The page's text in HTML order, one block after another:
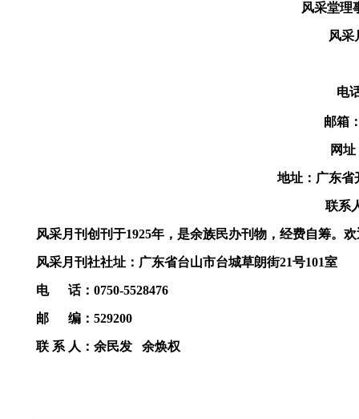
风采堂理
风采
电
邮箱
网址
地址：广东省
联系
风采月刊创刊于1925年，是余族民办刊物，经费自筹。
风采月刊社社址：广东省台山市台城草朗街21号101室
电 话：0750-5528476
邮 编：529200
联 系 人：余民发 余焕权